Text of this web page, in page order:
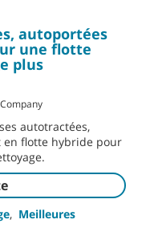
autoportées
une flotte
plus
autotractées,
en flotte hybride pour
, Meilleures